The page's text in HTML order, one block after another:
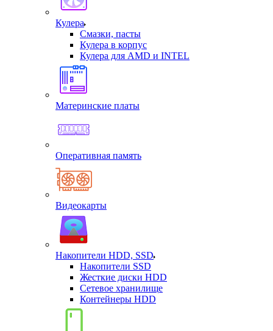
Кулера
Смазки, пасты
Кулера в корпус
Кулера для AMD и INTEL
Материнские платы
Оперативная память
Видеокарты
Накопители HDD, SSD
Накопители SSD
Жесткие диски HDD
Сетевое хранилище
Контейнеры HDD